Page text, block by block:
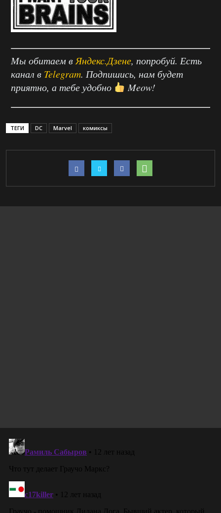
Мы обитаем в Яндекс.Дзене, попробуй. Есть
канал в Telegram. Подпишись, нам будет
приятно, а тебе удобно
Meow!
ТЕГИ DC Marvel комиксы